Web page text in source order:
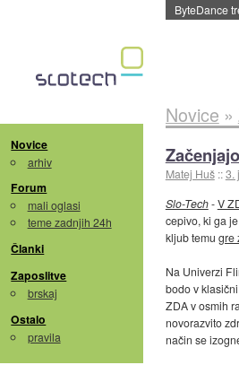
Spletne
Novice
arhiv
Forum
mali oglasi
teme zadnjih 24h
Članki
Zaposlitve
brskaj
Ostalo
pravila
Novice »
Matej Huš ::3.
Slo-Tech-V
cepivo, ki ga
kljub temu gre
Na Univerzi
bodo v
ZDA v osmih
novorazvito
način se